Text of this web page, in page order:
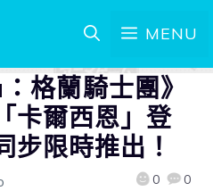
MENU
格蘭騎士團》
卡爾西恩」登
步限時推出！
0 0